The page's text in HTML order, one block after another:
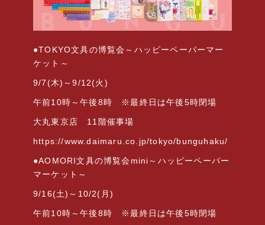
●TOKYO文具の博覧会～ハッピーペーパーマー
ケット～
9/7(木) ～9/12(火 )
午前10時～午後8時 ※最終日は午後5時閉場
大丸東京店 11 階催事場
https://www.daimaru.co.jp/tokyo/bunguhaku/
●AOMORI文具の博覧会 mini ～ハッピーペーパー
マーケット～
9/16(土) ～ 10/2( 月 )
午前10時～午後8時 ※最終日は午後5時閉場